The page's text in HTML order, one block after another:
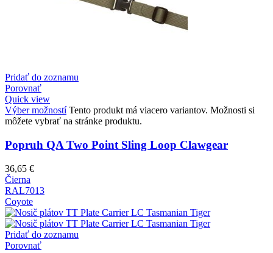
Pridať do zoznamu
Porovnať
Quick view
Výber možností Tento produkt má viacero variantov. Možnosti si
môžete vybrať na stránke produktu.
Popruh QA Two Point Sling Loop Clawgear
36,65 €
Čierna
RAL7013
Coyote
Pridať do zoznamu
Porovnať